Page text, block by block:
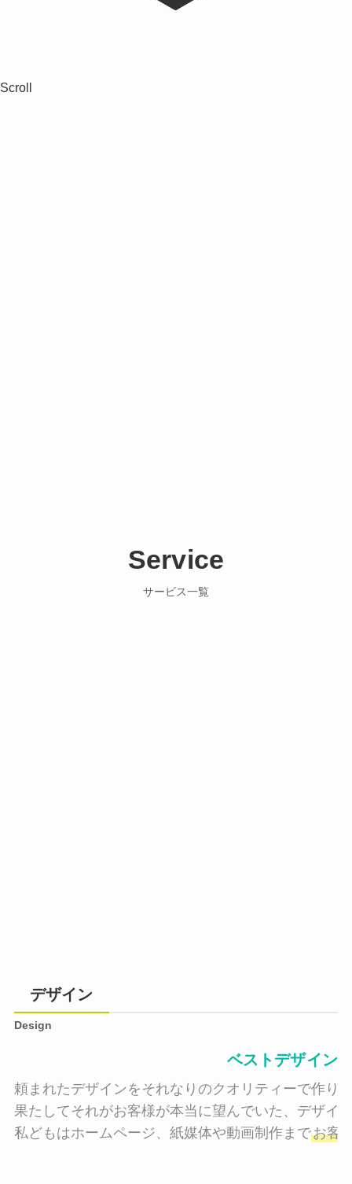
Scroll
Service
サービス一覧
デザイン
Design
ベストデザイン
頼まれたデザインをそれなりのクオリティーで作り
果たしてそれがお客様が本当に望んでいた、デザイ
私どもはホームページ、紙媒体や動画制作までお客